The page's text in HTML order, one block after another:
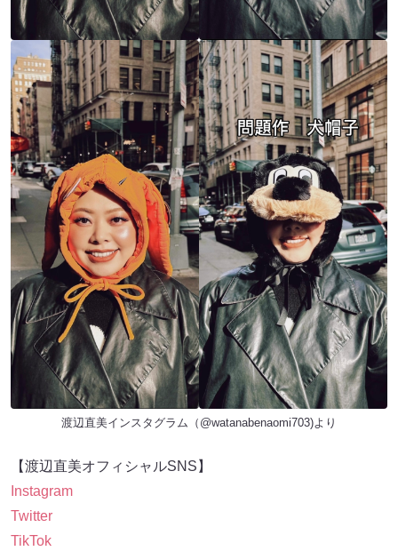
渡辺直美インスタグラム（ @watanabenaomi703)より
【渡辺直美オフィシャルSNS】
Instagram
Twitter
TikTok